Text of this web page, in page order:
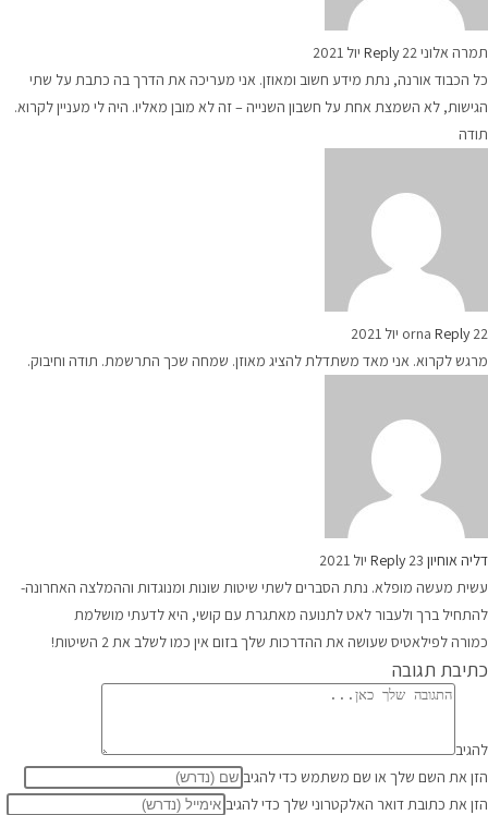
תמרה אלוני Reply 22 יול 2021
כל הכבוד אורנה, נתת מידע חשוב ומאוזן. אני מעריכה את הדרך בה כתבת על שתי
הגישות, לא השמצת אחת על חשבון השנייה – זה לא מובן מאליו. היה לי מעניין לקרוא.
תודה
orna Reply 22 יול 2021
מרגש לקרוא. אני מאד משתדלת להציג מאוזן. שמחה שכך התרשמת. תודה וחיבוק.
דליה אוחיון Reply 23 יול 2021
עשית מעשה מופלא. נתת הסברים לשתי שיטות שונות ומנוגדות וההמלצה האחרונה-
להתחיל ברך ולעבור לאט לתנועה מאתגרת עם קושי, היא לדעתי מושלמת
כמורה לפילאטיס שעושה את ההדרכות שלך בזום אין כמו לשלב את 2 השיטות!
כתיבת תגובה
להגיב
הזן את השם שלך או שם משתמש כדי להגיב
הזן את כתובת דואר האלקטרוני שלך כדי להגיב